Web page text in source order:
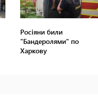
Росіяни били
"Бандеролями" по
Харкову